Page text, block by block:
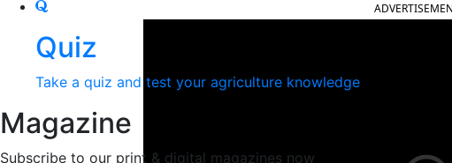
Quiz
Take a quiz and test your agriculture knowledge
Magazine
Subscribe to our print & digital magazines now